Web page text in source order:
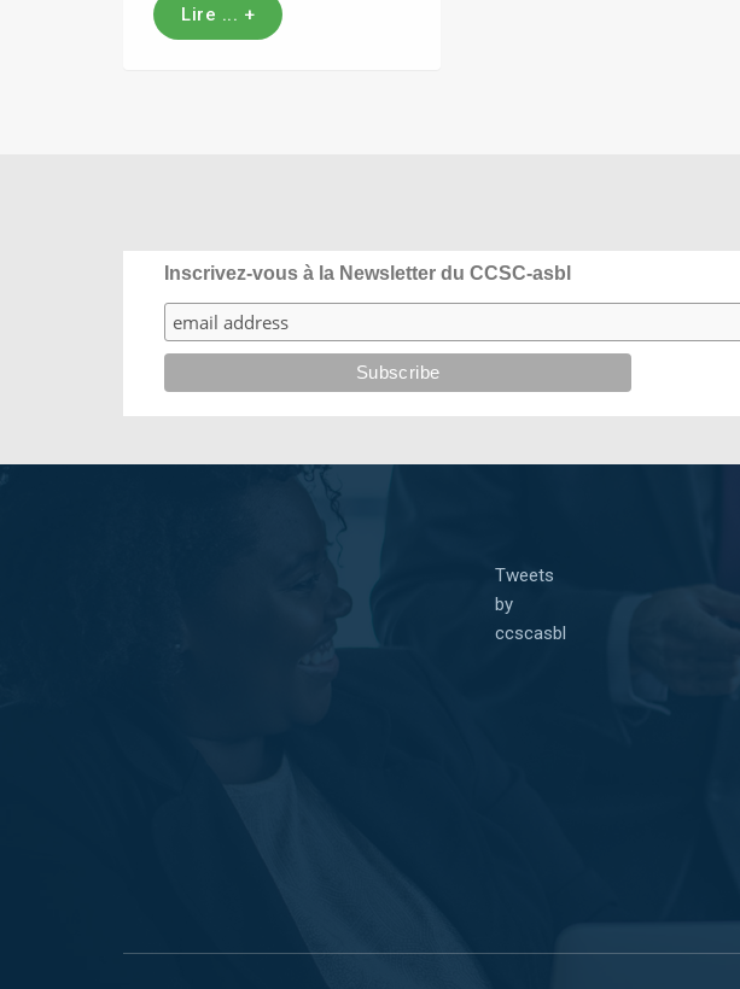
Lire ... +
Inscrivez-vous à la Newsletter du CCSC-asbl
Tweets
by
ccscasbl